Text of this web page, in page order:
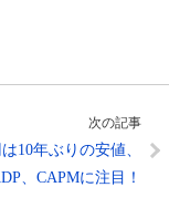
次の記事
10年ぶりの安値、
、CAPMに注目！